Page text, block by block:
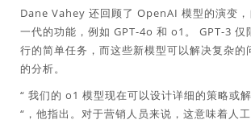
Dane Vahey 还回顾了 OpenAI 模型的演变
一代的功能，例如 GPT-4o 和 o1。 GPT-3 仅
行的简单任务，而这些新模型可以解决复杂的
的分析。
“ 我们的 o1 模型现在可以设计详细的策略或
“，他指出。对于营销人员来说，这意味着人